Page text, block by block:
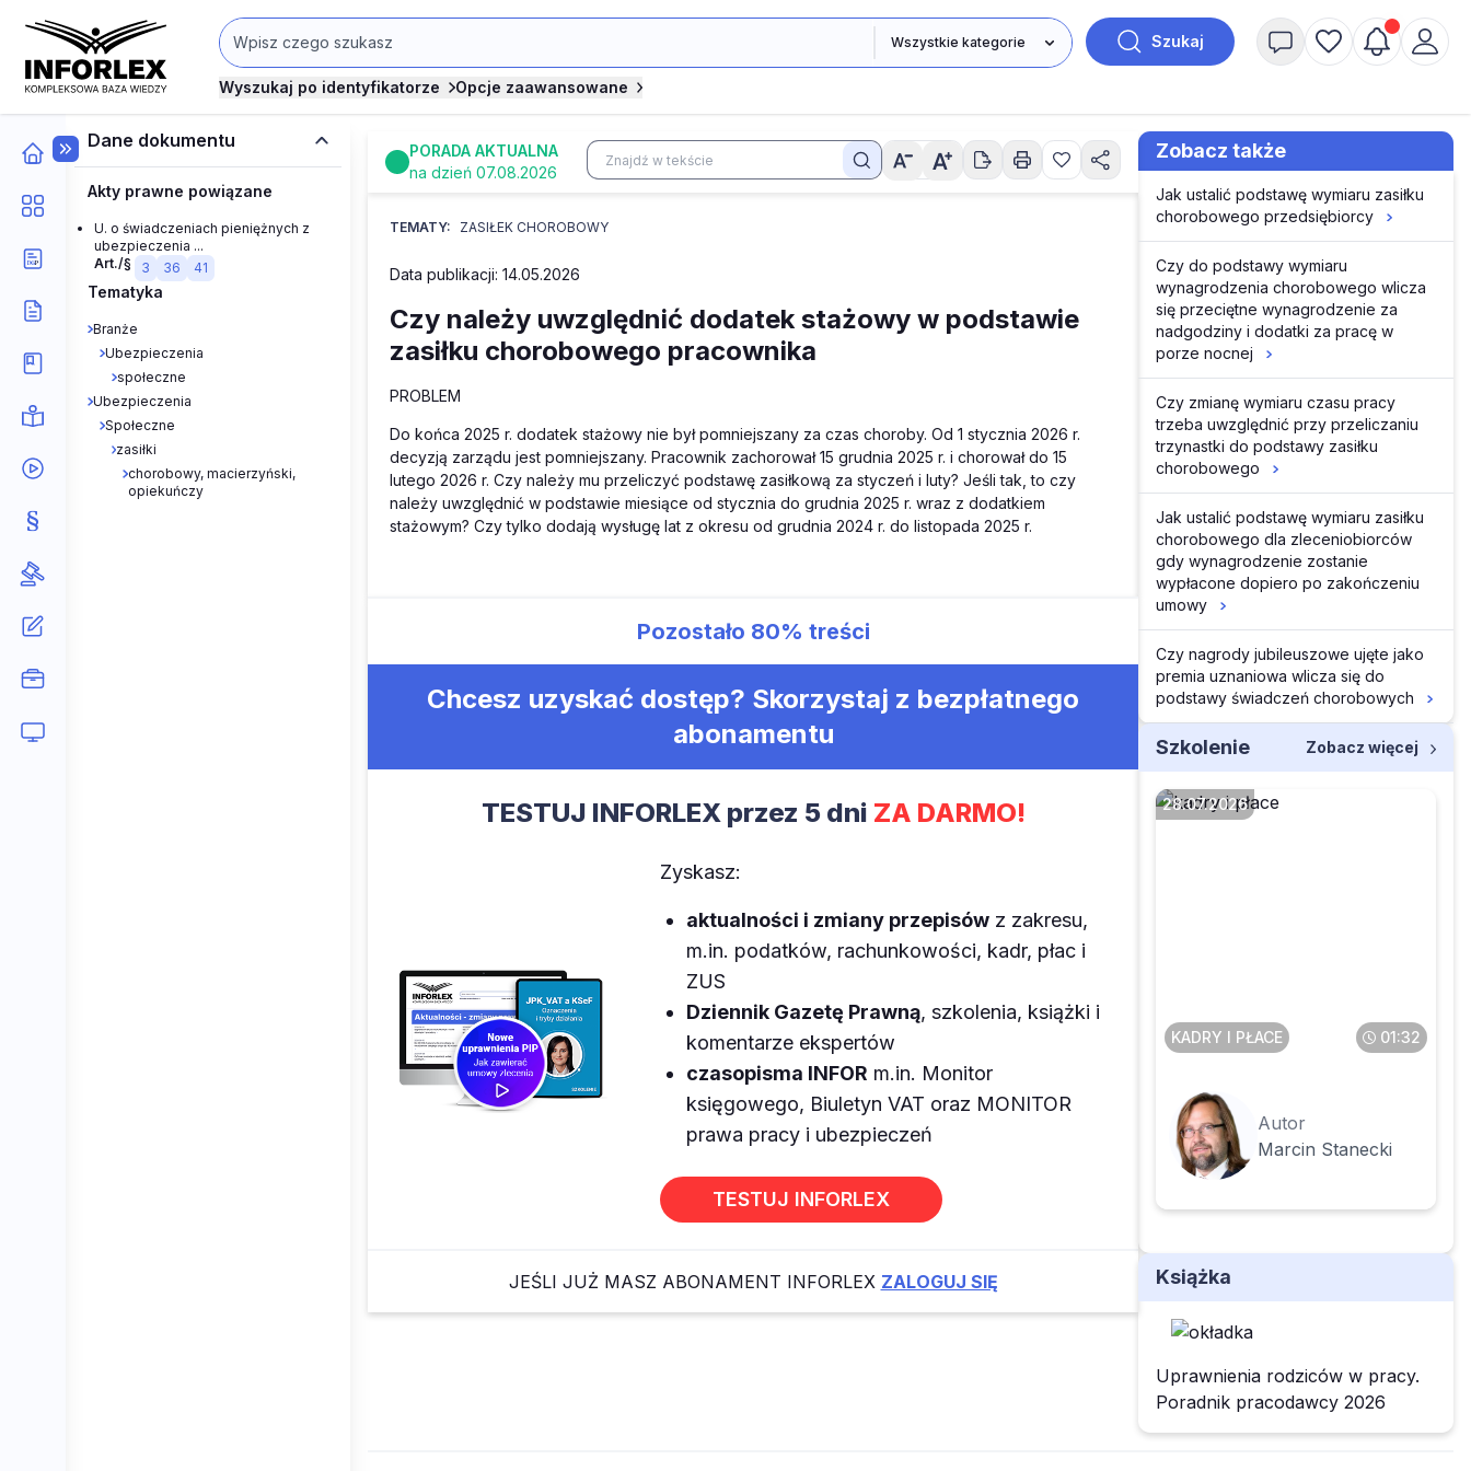
Szukaj
Wyszukaj po identyfikatorze Opcje zaawansowane
Dane dokumentu
Akty prawne powiązane
U. o świadczeniach pieniężnych z
ubezpieczenia ...
Art./§
3 36 41
Tematyka
Branże
Ubezpieczenia
społeczne
Ubezpieczenia
Społeczne
zasiłki
chorobowy, macierzyński,
opiekuńczy
PORADA AKTUALNA
na dzień 07.08.2026
TEMATY: ZASIŁEK CHOROBOWY
Data publikacji: 14.05.2026
Czy należy uwzględnić dodatek stażowy w podstawie
zasiłku chorobowego pracownika
PROBLEM
Do końca 2025 r. dodatek stażowy nie był pomniejszany za czas choroby. Od 1 stycznia 2026 r.
decyzją zarządu jest pomniejszany. Pracownik zachorował 15 grudnia 2025 r. i chorował do 15
lutego 2026 r. Czy należy mu przeliczyć podstawę zasiłkową za styczeń i luty? Jeśli tak, to czy
należy uwzględnić w podstawie miesiące od stycznia do grudnia 2025 r. wraz z dodatkiem
stażowym? Czy tylko dodają wysługę lat z okresu od grudnia 2024 r. do listopada 2025 r.
Pozostało 80% treści
Chcesz uzyskać dostęp? Skorzystaj z bezpłatnego
abonamentu
TESTUJ INFORLEX przez 5 dni ZA DARMO!
Zyskasz:
aktualności i zmiany przepisówz zakresu,
m.in. podatków, rachunkowości, kadr, płac i
ZUS
Dziennik Gazetę Prawną, szkolenia, książki i
komentarze ekspertów
czasopisma INFOR m.in. Monitor
księgowego, Biuletyn VAT oraz MONITOR
prawa pracy i ubezpieczeń
TESTUJ INFORLEX
JEŚLI JUŻ MASZ ABONAMENT INFORLEX ZALOGUJ SIĘ
Zobacz także
Jak ustalić podstawę wymiaru zasiłku
chorobowego przedsiębiorcy
Czy do podstawy wymiaru
wynagrodzenia chorobowego wlicza
się przeciętne wynagrodzenie za
nadgodziny i dodatki za pracę w
porze nocnej
Czy zmianę wymiaru czasu pracy
trzeba uwzględnić przy przeliczaniu
trzynastki do podstawy zasiłku
chorobowego
Jak ustalić podstawę wymiaru zasiłku
chorobowego dla zleceniobiorców
gdy wynagrodzenie zostanie
wypłacone dopiero po zakończeniu
umowy
Czy nagrody jubileuszowe ujęte jako
premia uznaniowa wlicza się do
podstawy świadczeń chorobowych
Szkolenie Zobacz więcej
28.07.2026
KADRY I PŁACE 01:32
Autor
Marcin Stanecki
Książka
Uprawnienia rodziców w pracy.
Poradnik pracodawcy 2026